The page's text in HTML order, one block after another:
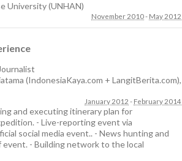
University (UNHAN)
November 2010- May 2012
(IndonesiaKaya.com + LangitBerita.com),
January 2012 - February 2014
and executing itinerary plan for
- Live-reporting event via
social media event.. - News hunting and
- Building network to the local